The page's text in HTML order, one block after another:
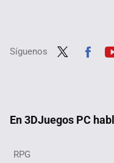
Síguenos
En 3DJuegos PC
RPG